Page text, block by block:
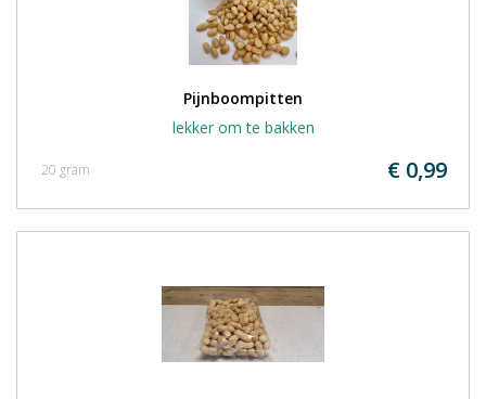
Pijnboompitten
lekker om te bakken
€ 0,99
20 gram